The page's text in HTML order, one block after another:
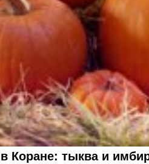
Коране: тыква и